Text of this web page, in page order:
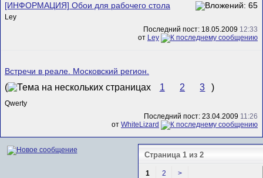
[ИНФОРМАЦИЯ] Обои для рабочего стола
Ley
Последний пост: 18.05.2009 12:33
от Ley
Встречи в реале. Московский регион.
( 1 2 3 )
Qwerty
Последний пост: 23.04.2009 11:26
от WhiteLizard
Страница 1 из 2
1 2 >